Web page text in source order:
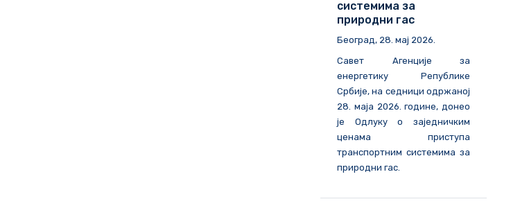
системима за
природни гас
Београд, 28. мај 2026.
Савет Агенције за
енергетику Републике
Србије, на седници одржаној
28. маја 2026. године, донео
је Одлуку о заједничким
ценама приступа
транспортним системима за
природни гас.